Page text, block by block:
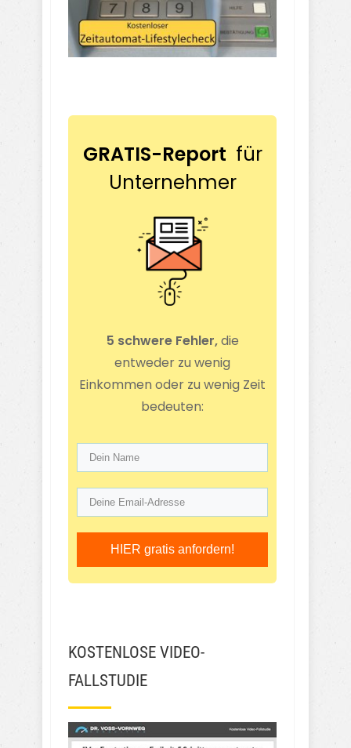
GRATIS-Report für
Unternehmer
5 schwere Fehler,die
entweder zu wenig
Einkommen oder zu wenig Zeit
bedeuten:
HIER gratis anfordern!
KOSTENLOSE VIDEO-
FALLSTUDIE